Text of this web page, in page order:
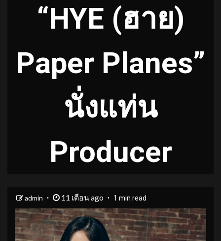
“HYE (ฮาย)
Paper Planes”
นั่งแท่น
Producer
admin 11 เดือน ago 1 min read